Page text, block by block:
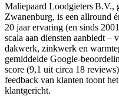
Maliepaard Loodgieters B.V.,
Zwanenburg, is een allround
20 jaar ervaring (en sinds
scala aan diensten aanbiedt –
dakwerk, zinkwerk en
gemiddelde Google-
score (9,1 uit circa 18
feedback van klanten toont
klantgericht.